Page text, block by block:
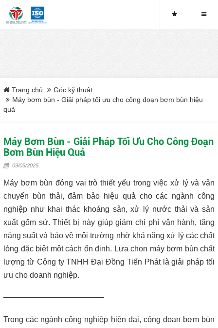
Buy genuine sludge press machines
Sludge Dryer
Xưởng sản xuất máy ép bùn trục vít uy tín tại Việt Nam
Lược rác đầu nguồn
Máy lược rác thô – giải pháp loại bỏ rác hiệu quả trong hệ thống
Giá máy ép bùn 2026 – Báo giá chi tiết theo từng dòng máy và
công suất
Trang chủ
Góc kỹ thuật
Máy bơm bùn - Giải pháp tối ưu cho công đoạn bơm bùn hiệu
quả
Máy Bơm Bùn - Giải Pháp Tối Ưu Cho Công Đoạn
Bơm Bùn Hiệu Quả
09/05/2025
Máy bơm bùn đóng vai trò thiết yếu trong việc xử lý và vận
chuyển bùn thải, đảm bảo hiệu quả cho các ngành công
nghiệp như khai thác khoáng sản, xử lý nước thải và sản
xuất gốm sứ. Thiết bị này giúp giảm chi phí vận hành, tăng
năng suất và bảo vệ môi trường nhờ khả năng xử lý các chất
lỏng đặc biệt một cách ổn định. Lựa chọn máy bơm bùn chất
lượng từ Công ty TNHH Đại Đồng Tiến Phát là giải pháp tối
ưu cho doanh nghiệp.
Trong các ngành công nghiệp hiện đại, công đoạn bơm bùn